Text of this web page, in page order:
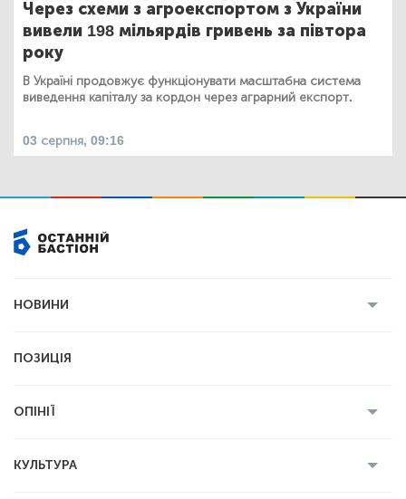
Через схеми з агроекспортом з України
вивели 198 мільярдів гривень за півтора
року
В Україні продовжує функціонувати масштабна система
виведення капіталу за кордон через аграрний експорт.
03 серпня, 09:16
НОВИНИ
Економіка
ПОЗИЦІЯ
ОПІНІЇ
КУЛЬТУРА